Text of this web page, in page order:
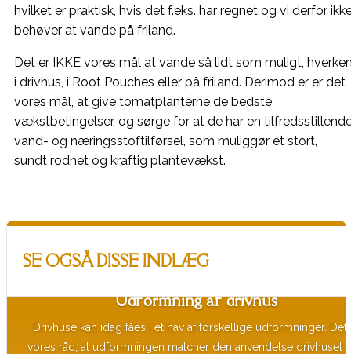
hvilket er praktisk, hvis det f.eks. har regnet og vi derfor
behøver at vande på friland.
Det er IKKE vores mål at vande så lidt som muligt,
i drivhus, i Root Pouches eller på friland. Derimod er er det
vores mål, at give tomatplanterne de bedste
vækstbetingelser, og sørge for at de har en
vand- og næringsstoftilførsel, som muliggør et stort,
sundt rodnet og kraftig plantevækst.
SE OGSÅ DISSE INDLÆG
Udformning af drivhus
Drivhuse kan idag fåes i et hav af forskellige udformninger. Det
vores råd, at udformningen matcher den anvendelse drivhuset